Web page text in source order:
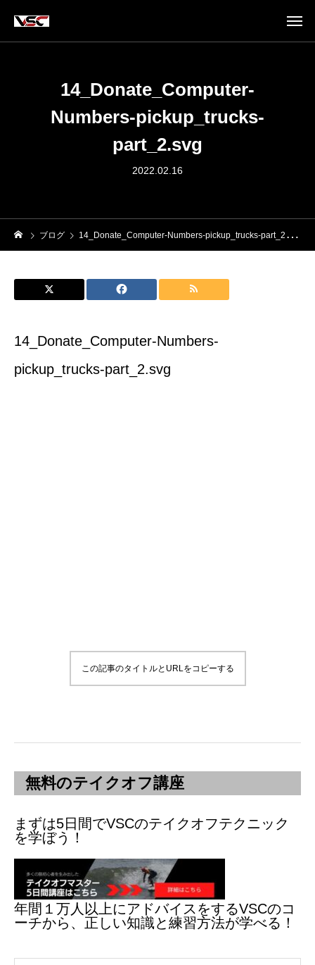
14_Donate_Computer-
Numbers-pickup_trucks-
part_2.svg
2022.02.16
ブログ 14_Donate_Computer-Numbers-pickup_trucks-part_2.svg
14_Donate_Computer-Numbers-
pickup_trucks-part_2.svg
この記事のタイトルとURLをコピーする
無料のテイクオフ講座
まずは5日間でVSCのテイクオフテクニック
を学ぼう！
年間１万人以上にアドバイスをするVSCのコ
ーチから、正しい知識と練習方法が学べる！